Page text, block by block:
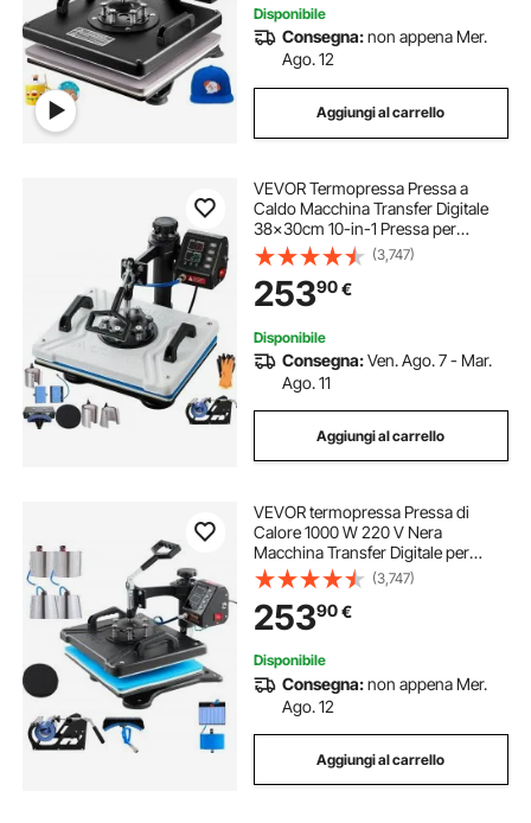
Disponibile
Consegna:non appena Mer.
Ago. 12
Aggiungi al carrello
VEVOR Termopressa Pressa a
Caldo Macchina Transfer Digitale
38x30cm 10-in-1 Pressa per
Stampa Magliette Trasferimento
Multifunzione Bianca
(3,747)
25390€
Disponibile
Consegna:Ven. Ago. 7 - Mar.
Ago. 11
Aggiungi al carrello
VEVOR termopressa Pressa di
Calore 1000 W 220 V Nera
Macchina Transfer Digitale per
Pressa a Caldo 10 in 1 30x38cm
Macchina per Sublimazione
(3,747)
25390€
Disponibile
Consegna:non appena Mer.
Ago. 12
Aggiungi al carrello